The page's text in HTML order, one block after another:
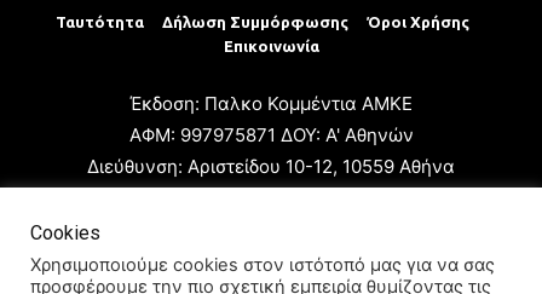
Ταυτότητα Δήλωση Συμμόρφωσης
Όροι Χρήσης
Επικοινωνία
Έκδοση: Παλκο Κομμέντια ΑΜΚΕ
ΑΦΜ: 997975871 ΔΟΥ: Α' Αθηνών
Διεύθυνση: Αριστείδου 10-12, 10559 Αθήνα
Ιδιοκτήτης: Παλκο Κομμέντια ΑΜΚΕ
Cookies
Χρησιμοποιούμε cookies στον ιστότοπό μας για να σας
προσφέρουμε την πιο σχετική εμπειρία θυμίζοντας τις